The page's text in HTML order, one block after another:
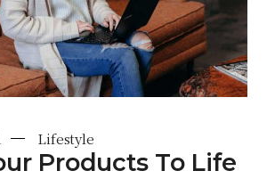
Lifestyle
Products To Life